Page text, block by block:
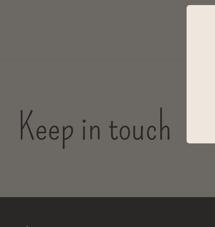
Keep in touch